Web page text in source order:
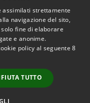
© 2026 • Comune di
•
Accesso
redazione
assimilati strettamente
navigazione del sito,
fine di elaborare
e anonime.
policy al seguente8
TUTTO